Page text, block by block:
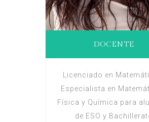
DOCENTE
Licenciado en
Especialista en
Física y Química para
de ESO y